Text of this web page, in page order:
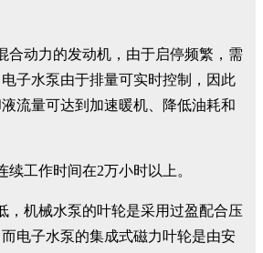
合动力的发动机，由于启停频繁，需
子水泵由于排量可实时控制，因此
流量可达到加速暖机、降低油耗和
续工作时间在2万小时以上。
，机械水泵的叶轮是采用过盈配合压
电子水泵的集成式磁力叶轮是由安